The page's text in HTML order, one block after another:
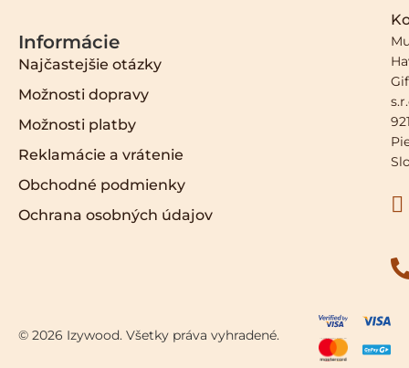
Informácie
Najčastejšie otázky
Možnosti dopravy
Možnosti platby
Reklamácie a vrátenie
Obchodné podmienky
Ochrana osobných údajov
© 2026 Izywood. Všetky práva vyhradené.